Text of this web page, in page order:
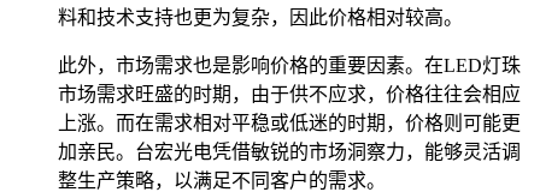
料和技术支持也更为复杂，因此价格相对较高。
此外，市场需求也是影响价格的重要因素。在LED灯珠
市场需求旺盛的时期，由于供不应求，价格往往会相应
上涨。而在需求相对平稳或低迷的时期，价格则可能更
加亲民。台宏光电凭借敏锐的市场洞察力，能够灵活调
整生产策略，以满足不同客户的需求。